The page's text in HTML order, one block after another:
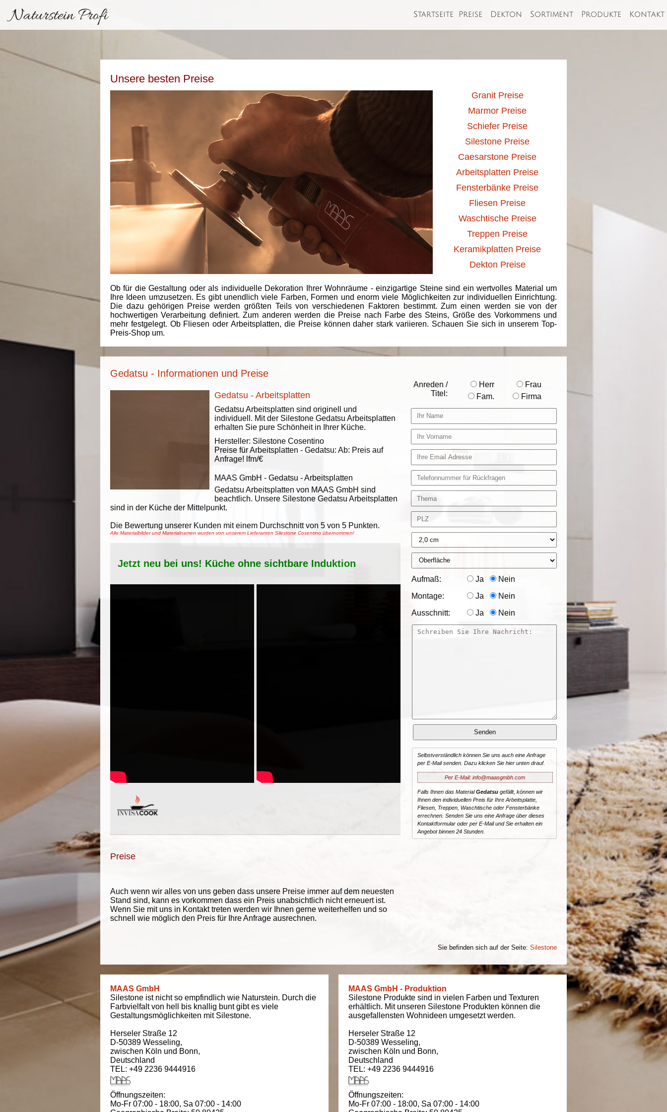
Naturstein Profi Startseite Preise Dekton Sortiment Produkte Kontakt
Unsere besten Preise
Granit Preise
Marmor Preise
Schiefer Preise
Silestone Preise
Caesarstone Preise
Arbeitsplatten Preise
Fensterbänke Preise
Fliesen Preise
Waschtische Preise
Treppen Preise
Keramikplatten Preise
Dekton Preise
Ob für die Gestaltung oder als individuelle Dekoration Ihrer Wohnräume - einzigartige Steine sind ein wertvolles Material um
Ihre Ideen umzusetzen. Es gibt unendlich viele Farben, Formen und enorm viele Möglichkeiten zur individuellen Einrichtung.
Die dazu gehörigen Preise werden größten Teils von verschiedenen Faktoren bestimmt. Zum einen werden sie von der
hochwertigen Verarbeitung definiert. Zum anderen werden die Preise nach Farbe des Steins, Größe des Vorkommens und
mehr festgelegt. Ob Fliesen oder Arbeitsplatten, die Preise können daher stark variieren. Schauen Sie sich in unserem Top-
Preis-Shop um.
Gedatsu - Informationen und Preise
Gedatsu - Arbeitsplatten
Gedatsu Arbeitsplatten sind originell und
individuell. Mit der Silestone Gedatsu Arbeitsplatten
erhalten Sie pure Schönheit in Ihrer Küche.
Hersteller: Silestone Cosentino
Preise für Arbeitsplatten - Gedatsu: Ab: Preis auf
Anfrage! lfm/€
MAAS GmbH - Gedatsu - Arbeitsplatten
Gedatsu Arbeitsplatten von MAAS GmbH sind
beachtlich. Unsere Silestone Gedatsu Arbeitsplatten
sind in der Küche der Mittelpunkt.
Die Bewertung unserer Kunden mit einem Durchschnitt von 5 von 5 Punkten.
Alle Materialbilder und Materialnamen wurden von unserem Lieferanten Silestone Cosentino übernommen!
Jetzt neu bei uns! Küche ohne sichtbare Induktion
Preise
Auch wenn wir alles von uns geben dass unsere Preise immer auf dem neuesten
Stand sind, kann es vorkommen dass ein Preis unabsichtlich nicht erneuert ist.
Wenn Sie mit uns in Kontakt treten werden wir Ihnen gerne weiterhelfen und so
schnell wie möglich den Preis für Ihre Anfrage ausrechnen.
Anreden /
Titel:
Herr
Frau
Fam.
Firma
Aufmaß: Ja Nein
Montage: Ja Nein
Ausschnitt: Ja Nein
Selbstverständlich können Sie uns auch eine Anfrage
per E-Mail senden. Dazu klicken Sie hier unten drauf.
Per E-Mail: info@maasgmbh.com
Falls Ihnen das MaterialGedatsugefällt, können wir
Ihnen den individuellen Preis für Ihre Arbeitsplatte,
Fliesen, Treppen, Waschtische oder Fensterbänke
errechnen. Senden Sie uns eine Anfrage über dieses
Kontaktformular oder per E-Mail und Sie erhalten ein
Angebot binnen 24 Stunden.
Sie befinden sich auf der Seite: Silestone
MAAS GmbH
Silestone ist nicht so empfindlich wie Naturstein. Durch die
Farbvielfalt von hell bis knallig bunt gibt es viele
Gestaltungsmöglichkeiten mit Silestone.
Herseler Straße 12
D-50389 Wesseling,
zwischen Köln und Bonn,
Deutschland
TEL: +49 2236 9444916
Öffnungszeiten:
Mo-Fr 07:00 - 18:00, Sa 07:00 - 14:00
MAAS GmbH - Produktion
Silestone Produkte sind in vielen Farben und Texturen
erhältlich. Mit unseren Silestone Produkten können die
ausgefallensten Wohnideen umgesetzt werden.
Herseler Straße 12
D-50389 Wesseling,
zwischen Köln und Bonn,
Deutschland
TEL: +49 2236 9444916
Öffnungszeiten:
Mo-Fr 07:00 - 18:00, Sa 07:00 - 14:00